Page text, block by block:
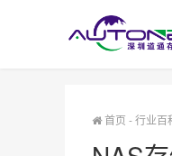
首页 -行业百